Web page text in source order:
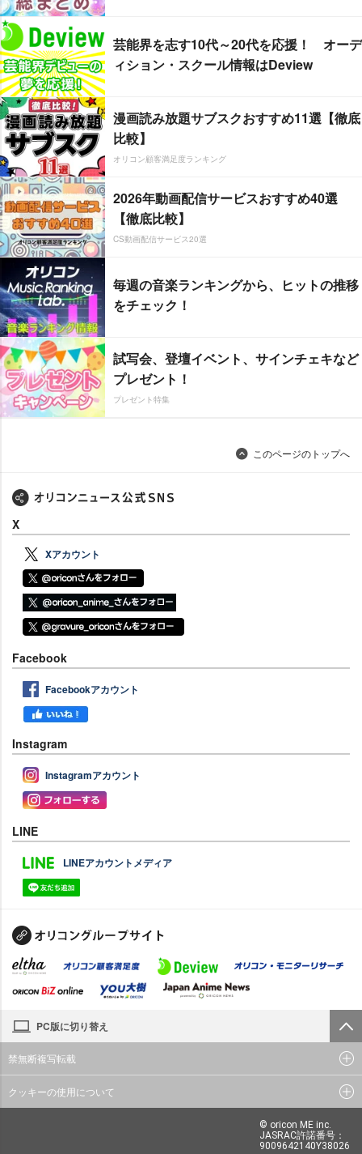
芸能界を志す10代～20代を応援！ オーデ
ィション・スクール情報はDeview
漫画読み放題サブスクおすすめ11選【徹底
比較】
オリコン顧客満足度ランキング
2026年動画配信サービスおすすめ40選
【徹底比較】
CS動画配信サービス20選
毎週の音楽ランキングから、ヒットの推移
をチェック！
試写会、登壇イベント、サインチェキなど
プレゼント！
プレゼント特集
このページのトップへ
X
Xアカウント
Facebook
Facebookアカウント
Instagram
Instagramアカウント
LINE
LINEアカウントメディア
PC版に切り替え
禁無断複写転載
クッキーの使用について
© oricon ME inc.
JASRAC許諾番号：
9009642140Y38026